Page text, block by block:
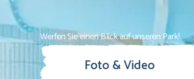
Werfen Sie einen Blick auf unseren Park!
Foto & Video